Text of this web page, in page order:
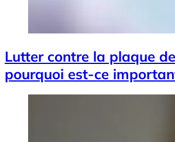
Lutter contre la plaque
pourquoi est-ce